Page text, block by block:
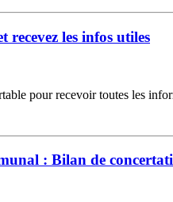
recevez les infos utiles
pour recevoir toutes les
: Bilan de